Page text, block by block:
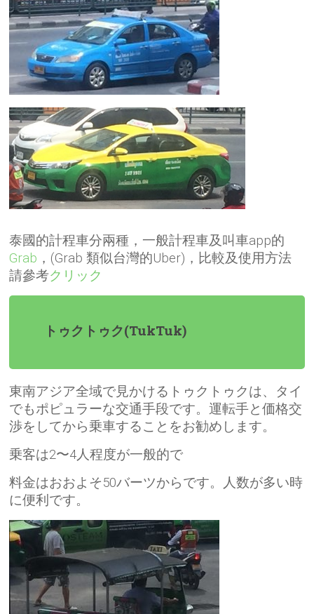
泰國的計程車分兩種，一般計程車及叫車app的
Grab ，(Grab 類似台灣的Uber)，比較及使用方法
請參考クリック
トゥクトゥク(TukTuk)
東南アジア全域で見かけるトゥクトゥクは、タイ
でもポピュラーな交通手段です。運転手と価格交
渉をしてから乗車することをお勧めします。
乗客は2〜4人程度が一般的で
料金はおおよそ50バーツからです。人数が多い時
に便利です。